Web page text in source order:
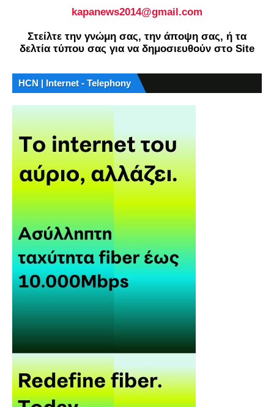
kapanews2014@gmail.com
Στείλτε την γνώμη σας, την άποψη σας, ή τα
δελτία τύπου σας για να δημοσιευθούν στο Site
HCN | Internet - Telephony